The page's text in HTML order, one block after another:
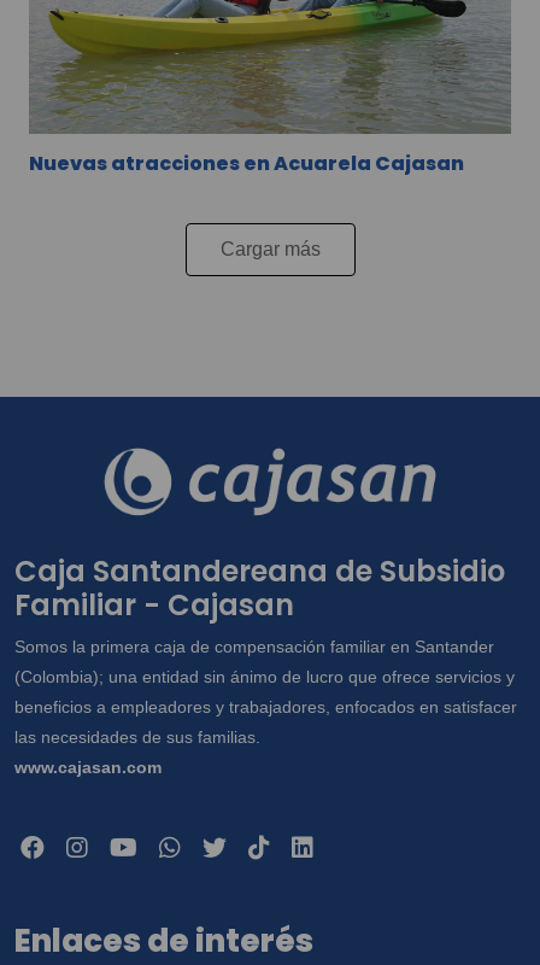
Nuevas atracciones en Acuarela Cajasan
Cargar más
Caja Santandereana de Subsidio
Familiar - Cajasan
Somos la primera caja de compensación familiar en Santander
(Colombia); una entidad sin ánimo de lucro que ofrece servicios y
beneficios a empleadores y trabajadores, enfocados en satisfacer
las necesidades de sus familias.
www.cajasan.com
Enlaces de interés